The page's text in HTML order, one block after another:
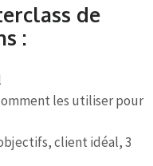
de
:
les utiliser pour
client idéal, 3